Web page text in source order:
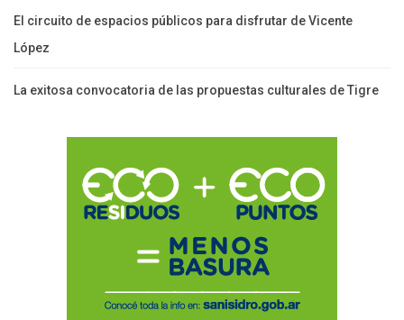
El circuito de espacios públicos para disfrutar de Vicente
López
La exitosa convocatoria de las propuestas culturales de Tigre